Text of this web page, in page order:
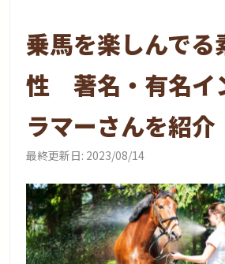
乗馬を楽しんでる
性 著名・有名イ
ラマーさんを紹介
最終更新日: 2023/08/14